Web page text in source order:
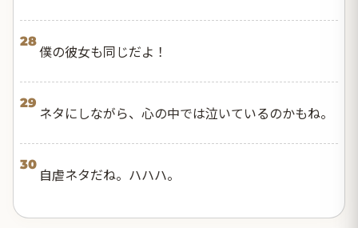
28
僕の彼女も同じだよ！
29
ネタにしながら、心の中では泣いているのかもね。
30
自虐ネタだね。ハハハ。